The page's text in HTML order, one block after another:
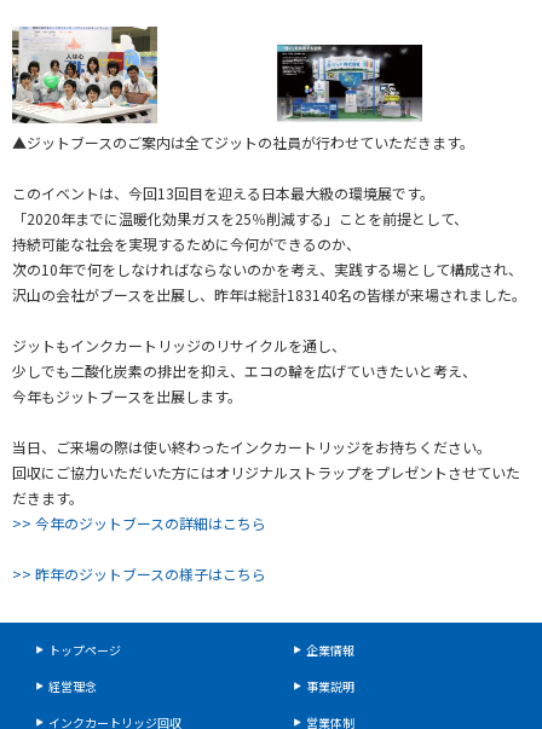
▲ジットブースのご案内は全てジットの社員が行わせていただきます。
このイベントは、今回13回目を迎える日本最大級の環境展です。
「2020年までに温暖化効果ガスを25％削減する」ことを前提として、
持続可能な社会を実現するために今何ができるのか、
次の10年で何をしなければならないのかを考え、実践する場として構成され、
沢山の会社がブースを出展し、昨年は総計183140名の皆様が来場されました。
ジットもインクカートリッジのリサイクルを通し、
少しでも二酸化炭素の排出を抑え、エコの輪を広げていきたいと考え、
今年もジットブースを出展します。
当日、ご来場の際は使い終わったインクカートリッジをお持ちください。
回収にご協力いただいた方にはオリジナルストラップをプレゼントさせていた
だきます。
>> 今年のジットブースの詳細はこちら
>> 昨年のジットブースの様子はこちら
トップページ
企業情報
経営理念
事業説明
インクカートリッジ回収
営業体制